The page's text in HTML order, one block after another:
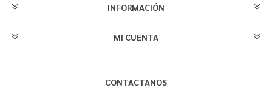
INFORMACIÓN
MI CUENTA
CONTACTANOS